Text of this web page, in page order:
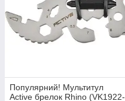
Популярний! Мультитул
Active брелок Rhino (VK1922-